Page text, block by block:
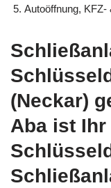
Autoöffnung, KFZ-
(Neckar)
Aba ist